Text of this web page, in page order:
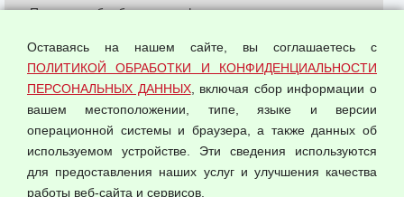
© 2026 ООО "Феникс"
Политика обработки и конфиденциальности
Согласием на обработку персональных данных
Оферта оптовой купли-продажи
Публичная оферта
Оставаясь на нашем сайте, вы соглашаетесь с
ПОЛИТИКОЙ ОБРАБОТКИ И КОНФИДЕНЦИАЛЬНОСТИ
ПЕРСОНАЛЬНЫХ ДАННЫХ, включая сбор информации о
вашем местоположении, типе, языке и версии
операционной системы и браузера, а также данных об
используемом устройстве. Эти сведения используются
для предоставления наших услуг и улучшения качества
работы веб-сайта и сервисов.